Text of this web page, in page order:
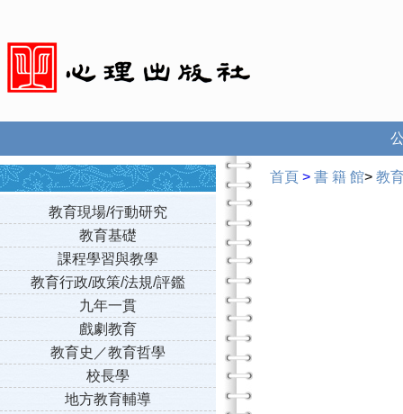
教育現場/行動研究
教育基礎
課程學習與教學
教育行政/政策/法規/評鑑
九年一貫
戲劇教育
教育史／教育哲學
校長學
地方教育輔導
首頁 > 書 籍 館> 教